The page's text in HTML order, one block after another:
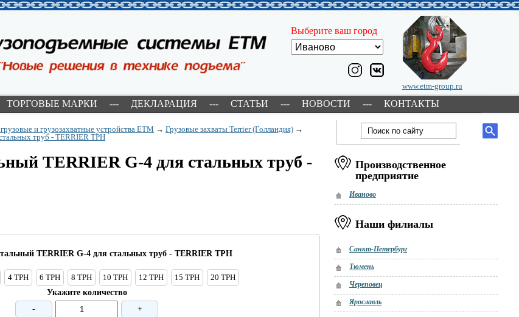
www.etm-group.ru
ТОРГОВЫЕ МАРКИ --- ДЕКЛАРАЦИЯ --- СТАТЬИ --- НОВОСТИ --- КОНТАКТЫ
Выберите ваш город
и грузозахватные устройства ETM → Грузовые захваты Terrier (Голландия) →
труб - TERRIER TРH
TERRIER G-4 для стальных труб -
TERRIER G-4 для стальных труб - TERRIER TРH
4 TРH 6 TРH 8 TРH 10 TPH 12 TPH 15 TPH
20 TPH
Укажите количество
-
+
Производственное
предприятие
Иваново
Наши филиалы
Санкт-Петербург
Тюмень
Череповец
Ярославль